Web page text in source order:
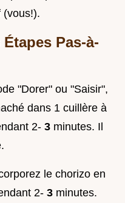
(vous!).
Pas-à-
"Dorer" ou "Saisir",
dans 1 cuillère à
2- 3 minutes. Il
le chorizo en
2- 3 minutes.